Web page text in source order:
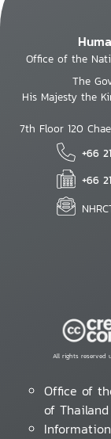
Office of the
The
His Majesty the
7th Floor 120
+66
+66
All rights reserved
Office of
of Thailand